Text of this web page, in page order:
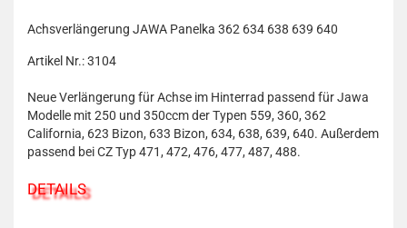
Achsverlängerung JAWA Panelka 362 634 638 639 640
Artikel Nr.: 3104
Neue Verlängerung für Achse im Hinterrad passend für Jawa
Modelle mit 250 und 350ccm der Typen 559, 360, 362
California, 623 Bizon, 633 Bizon, 634, 638, 639, 640. Außerdem
passend bei CZ Typ 471, 472, 476, 477, 487, 488.
DETAILS